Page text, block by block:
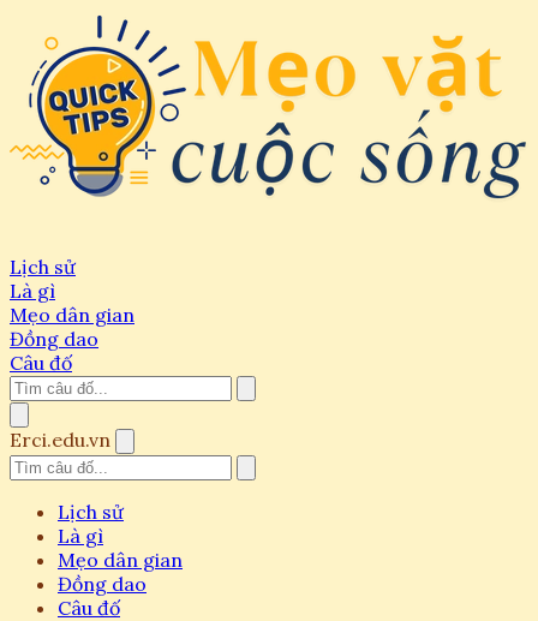
Lịch sử
Là gì
Mẹo dân gian
Đồng dao
Câu đố
Erci.edu.vn
Lịch sử
Là gì
Mẹo dân gian
Đồng dao
Câu đố